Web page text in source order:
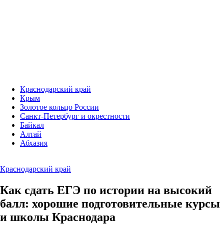
Краснодарский край
Крым
Золотое кольцо России
Санкт-Петербург и окрестности
Байкал
Алтай
Абхазия
Краснодарский край
Как сдать ЕГЭ по истории на высокий
балл: хорошие подготовительные курсы
и школы Краснодара